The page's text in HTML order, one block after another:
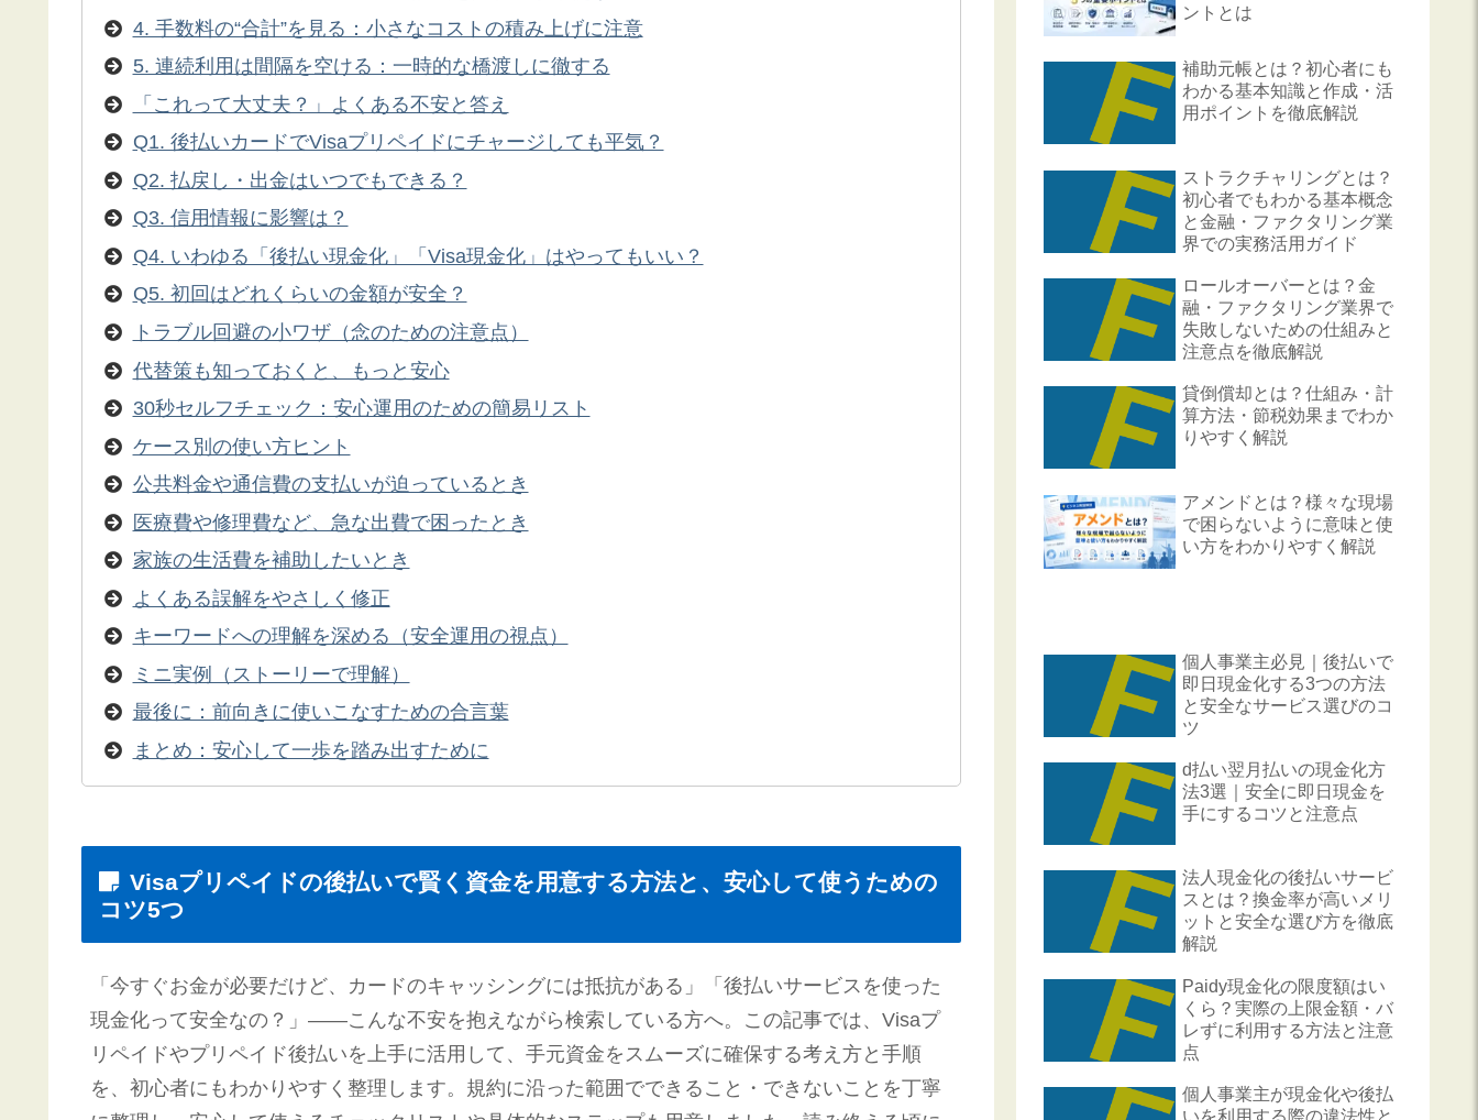
4. 手数料の“合計”を見る：小さなコストの積み上げに注意
5. 連続利用は間隔を空ける：一時的な橋渡しに徹する
「これって大丈夫？」よくある不安と答え
Q1. 後払いカードでVisaプリペイドにチャージしても平気？
Q2. 払戻し・出金はいつでもできる？
Q3. 信用情報に影響は？
Q4. いわゆる「後払い現金化」「Visa現金化」はやってもいい？
Q5. 初回はどれくらいの金額が安全？
トラブル回避の小ワザ（念のための注意点）
代替策も知っておくと、もっと安心
30秒セルフチェック：安心運用のための簡易リスト
ケース別の使い方ヒント
公共料金や通信費の支払いが迫っているとき
医療費や修理費など、急な出費で困ったとき
家族の生活費を補助したいとき
よくある誤解をやさしく修正
キーワードへの理解を深める（安全運用の視点）
ミニ実例（ストーリーで理解）
最後に：前向きに使いこなすための合言葉
まとめ：安心して一歩を踏み出すために
Visaプリペイドの後払いで賢く資金を用意する方法と、安心して使うための
コツ5つ
「今すぐお金が必要だけど、カードのキャッシングには抵抗がある」「後払いサービスを使った
現金化って安全なの？」——こんな不安を抱えながら検索している方へ。この記事では、Visaプ
リペイドやプリペイド後払いを上手に活用して、手元資金をスムーズに確保する考え方と手順
を、初心者にもわかりやすく整理します。規約に沿った範囲でできること・できないことを丁寧
ントとは
補助元帳とは？初心者にも
わかる基本知識と作成・活
用ポイントを徹底解説
ストラクチャリングとは？
初心者でもわかる基本概念
と金融・ファクタリング業
界での実務活用ガイド
ロールオーバーとは？金
融・ファクタリング業界で
失敗しないための仕組みと
注意点を徹底解説
貸倒償却とは？仕組み・計
算方法・節税効果までわか
りやすく解説
アメンドとは？様々な現場
で困らないように意味と使
い方をわかりやすく解説
個人事業主必見｜後払いで
即日現金化する3つの方法
と安全なサービス選びのコ
ツ
d払い翌月払いの現金化方
法3選｜安全に即日現金を
手にするコツと注意点
法人現金化の後払いサービ
スとは？換金率が高いメリ
ットと安全な選び方を徹底
解説
Paidy現金化の限度額はい
くら？実際の上限金額・バ
レずに利用する方法と注意
点
個人事業主が現金化や後払